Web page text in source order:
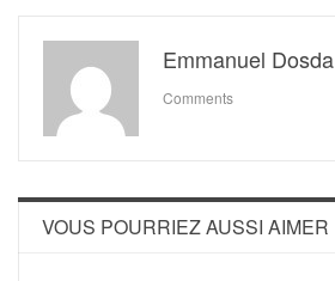
Emmanuel Dosda
Comments
VOUS POURRIEZ AUSSI AIMER